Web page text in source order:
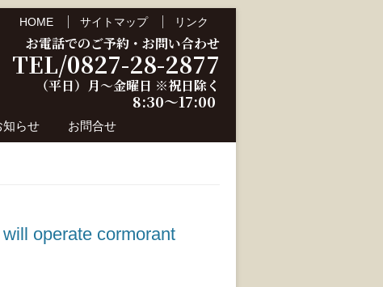
HOME サイトマップ リンク
お電話でのご予約・お問い合わせ
TEL/0827-28-2877
（平日）月～金曜日 ※祝日除く
8:30～17:00
知らせ お問合せ
operate cormorant